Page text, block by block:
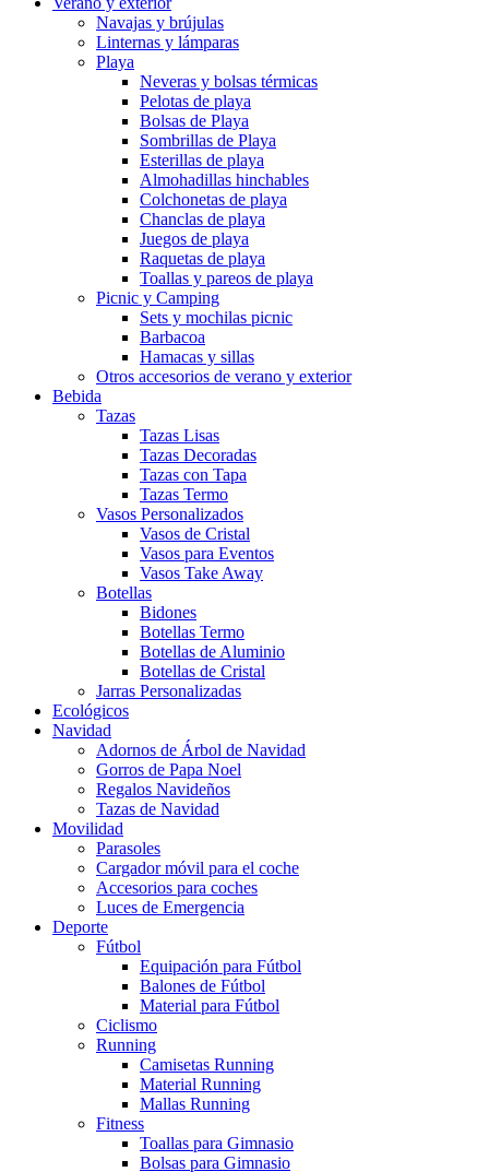
Navajas y brújulas
Linternas y lámparas
Playa
Neveras y bolsas térmicas
Pelotas de playa
Bolsas de Playa
Sombrillas de Playa
Esterillas de playa
Almohadillas hinchables
Colchonetas de playa
Chanclas de playa
Juegos de playa
Raquetas de playa
Toallas y pareos de playa
Picnic y Camping
Sets y mochilas picnic
Barbacoa
Hamacas y sillas
Otros accesorios de verano y exterior
Bebida
Tazas
Tazas Lisas
Tazas Decoradas
Tazas con Tapa
Tazas Termo
Vasos Personalizados
Vasos de Cristal
Vasos para Eventos
Vasos Take Away
Botellas
Bidones
Botellas Termo
Botellas de Aluminio
Botellas de Cristal
Jarras Personalizadas
Ecológicos
Navidad
Adornos de Árbol de Navidad
Gorros de Papa Noel
Regalos Navideños
Tazas de Navidad
Movilidad
Parasoles
Cargador móvil para el coche
Accesorios para coches
Luces de Emergencia
Deporte
Fútbol
Equipación para Fútbol
Balones de Fútbol
Material para Fútbol
Ciclismo
Running
Camisetas Running
Material Running
Mallas Running
Fitness
Toallas para Gimnasio
Bolsas para Gimnasio